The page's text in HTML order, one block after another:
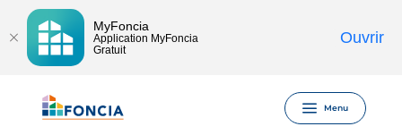
MyFoncia
Application MyFoncia
Gratuit
Ouvrir
Menu